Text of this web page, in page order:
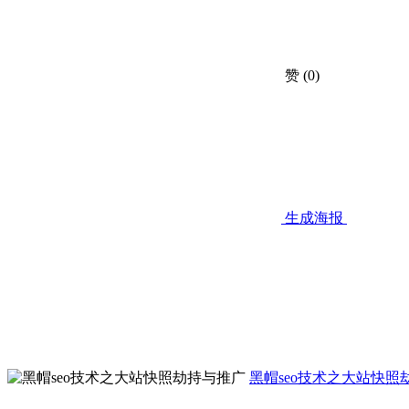
赞 (0)
生成海报
黑帽seo技术之大站快照